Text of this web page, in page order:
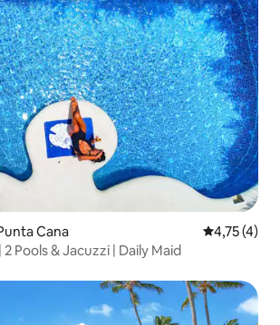
Cana Évaluation
4,75 (4)
2 Pools & Jacuzzi | Daily Maid